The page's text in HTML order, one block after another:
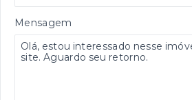
Mensagem